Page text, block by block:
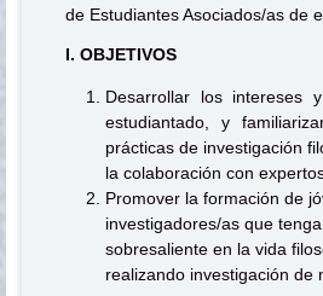
de Estudiantes Asociados/as de
I. OBJETIVOS
Desarrollar los intereses
estudiantado, y
prácticas de investigación
la colaboración con
Promover la formación de
investigadores/as que
sobresaliente en la vida
realizando investigación de